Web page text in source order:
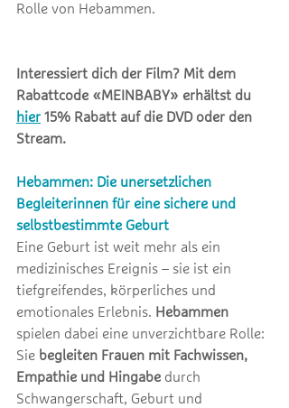
Rolle von Hebammen.
Interessiert dich der Film? Mit dem
Rabattcode «MEINBABY» erhältst du
hier 15% Rabatt auf die DVD oder den
Stream.
Hebammen: Die unersetzlichen
Begleiterinnen für eine sichere und
selbstbestimmte Geburt
Eine Geburt ist weit mehr als ein
medizinisches Ereignis – sie ist ein
tiefgreifendes, körperliches und
emotionales Erlebnis. Hebammen
spielen dabei eine unverzichtbare Rolle:
Sie begleiten Frauen mit Fachwissen,
Empathie und Hingabe durch
Schwangerschaft, Geburt und